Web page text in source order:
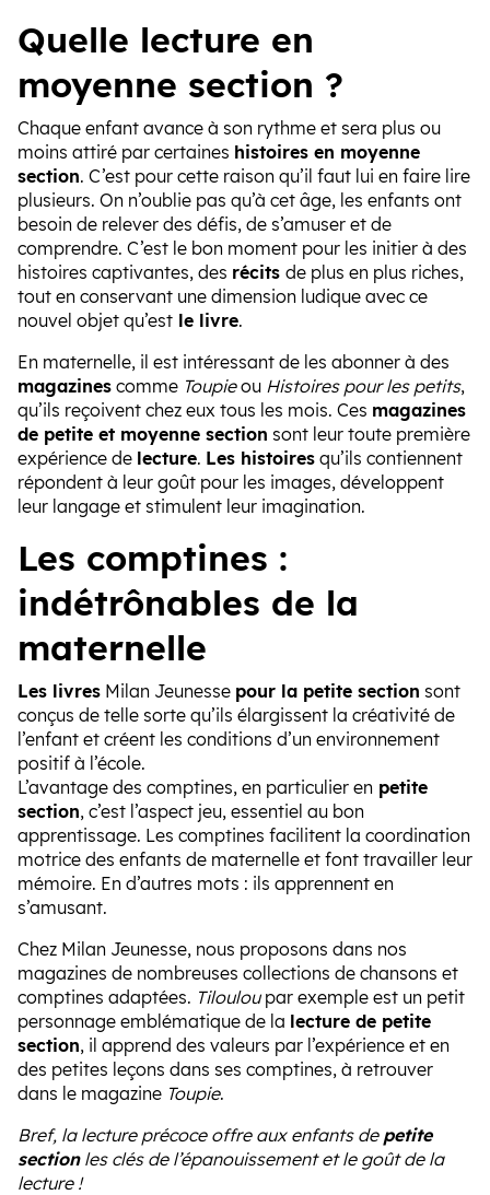
Quelle lecture en
moyenne section ?
Chaque enfant avance à son rythme et sera plus ou
moins attiré par certaines histoires en moyenne
section. C’est pour cette raison qu’il faut lui en faire lire
plusieurs. On n’oublie pas qu’à cet âge, les enfants ont
besoin de relever des défis, de s’amuser et de
comprendre. C’est le bon moment pour les initier à des
histoires captivantes, des récits de plus en plus riches,
tout en conservant une dimension ludique avec ce
nouvel objet qu’est le livre.
En maternelle, il est intéressant de les abonner à des
magazines comme Toupieou Histoires pour les petits,
qu’ils reçoivent chez eux tous les mois. Ces magazines
de petite et moyenne section sont leur toute première
expérience de lecture. Les histoires qu’ils contiennent
répondent à leur goût pour les images, développent
leur langage et stimulent leur imagination.
Les comptines :
indétrônables de la
maternelle
Les livres Milan Jeunesse pour la petite section sont
conçus de telle sorte qu’ils élargissent la créativité de
l’enfant et créent les conditions d’un environnement
positif à l’école.
L’avantage des comptines, en particulier en petite
section, c’est l’aspect jeu, essentiel au bon
apprentissage. Les comptines facilitent la coordination
motrice des enfants de maternelle et font travailler leur
mémoire. En d’autres mots : ils apprennent en
s’amusant.
Chez Milan Jeunesse, nous proposons dans nos
magazines de nombreuses collections de chansons et
comptines adaptées. Tilouloupar exemple est un petit
personnage emblématique de la lecture de petite
section, il apprend des valeurs par l’expérience et en
des petites leçons dans ses comptines, à retrouver
dans le magazine Toupie.
Bref, la lecture précoce offre aux enfants de petite
sectionles clés de l’épanouissement et le goût de la
lecture !